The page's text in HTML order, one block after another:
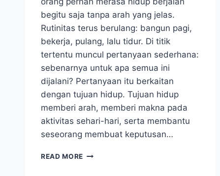
begitu saja tanpa arah yang jelas.
Rutinitas terus berulang: bangun pagi,
bekerja, pulang, lalu tidur. Di titik
tertentu muncul pertanyaan sederhana:
sebenarnya untuk apa semua ini
dijalani? Pertanyaan itu berkaitan
dengan tujuan hidup. Tujuan hidup
memberi arah, memberi makna pada
aktivitas sehari-hari, serta membantu
seseorang membuat keputusan…
READ MORE CARA